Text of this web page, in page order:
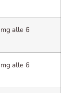
alle 6
alle 6